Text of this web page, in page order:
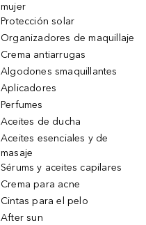
mujer
Protección solar
Organizadores de maquillaje
Crema antiarrugas
Algodones smaquillantes
Aplicadores
Perfumes
Aceites de ducha
Aceites esenciales y de
masaje
Sérums y aceites capilares
Crema para acne
Cintas para el pelo
After sun